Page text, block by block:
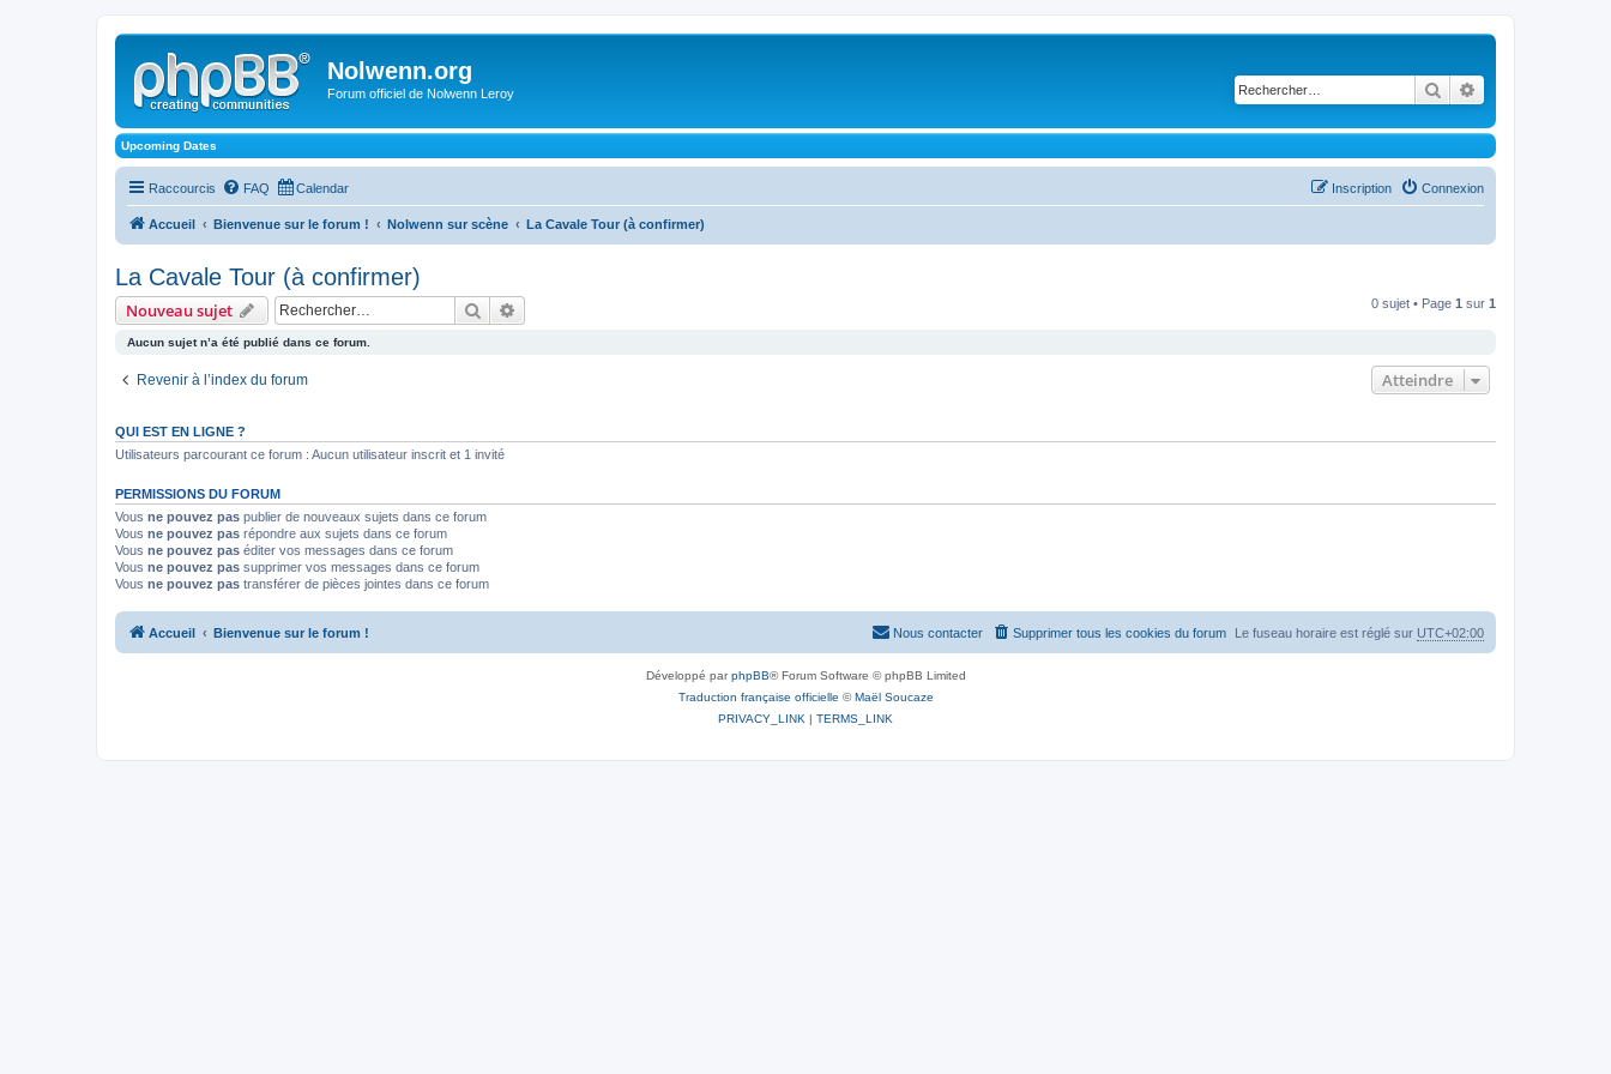
Nolwenn.org
Forum officiel de Nolwenn Leroy Rechercher
Upcoming Dates
Raccourcis FAQ Calendar Connexion
Inscription
Accueil Bienvenue sur le forum ! Nolwenn sur scène La Cavale Tour (à confirmer)
La Cavale Tour (à confirmer)
Nouveau sujet Rechercher 0 sujet • Page 1 sur 1
Aucun sujet n’a été publié dans ce forum.
Revenir à l’index du forum Atteindre
QUI EST EN LIGNE ?
Utilisateurs parcourant ce forum : Aucun utilisateur inscrit et 1 invité
PERMISSIONS DU FORUM
Vous ne pouvez pas publier de nouveaux sujets dans ce forum
Vous ne pouvez pas répondre aux sujets dans ce forum
Vous ne pouvez pas éditer vos messages dans ce forum
Vous ne pouvez pas supprimer vos messages dans ce forum
Vous ne pouvez pas transférer de pièces jointes dans ce forum
Accueil Bienvenue sur le forum ! Le fuseau horaire est réglé sur UTC+02:00
Supprimer tous les cookies du forum
Nous contacter
Développé parphpBB® Forum Software © phpBB Limited
Traduction française officielle ©Maël Soucaze
PRIVACY_LINK | TERMS_LINK